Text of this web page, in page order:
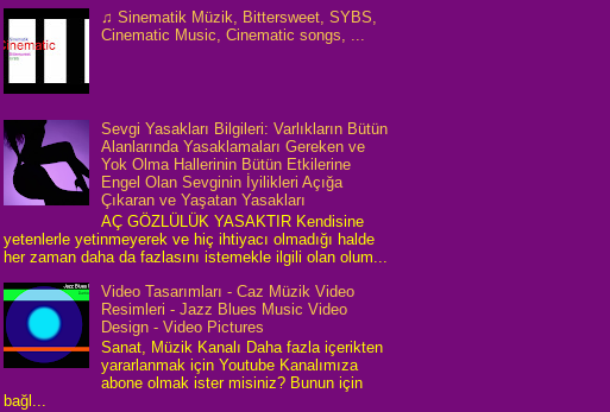
♫ Sinematik Müzik, Bittersweet, SYBS,
Cinematic Music, Cinematic songs, ...
Sevgi Yasakları Bilgileri: Varlıkların Bütün
Alanlarında Yasaklamaları Gereken ve
Yok Olma Hallerinin Bütün Etkilerine
Engel Olan Sevginin İyilikleri Açığa
Çıkaran ve Yaşatan Yasakları
AÇ GÖZLÜLÜK YASAKTIR Kendisine
yetenlerle yetinmeyerek ve hiç ihtiyacı olmadığı halde
her zaman daha da fazlasını istemekle ilgili olan olum...
Video Tasarımları - Caz Müzik Video
Resimleri - Jazz Blues Music Video
Design - Video Pictures
Sanat, Müzik Kanalı Daha fazla içerikten
yararlanmak için Youtube Kanalımıza
abone olmak ister misiniz? Bunun için
bağl...